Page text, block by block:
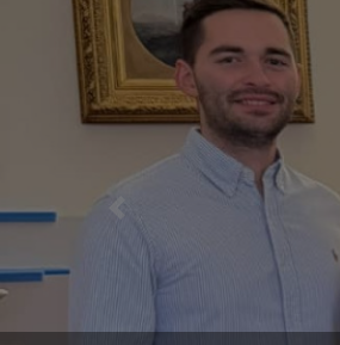
Previous